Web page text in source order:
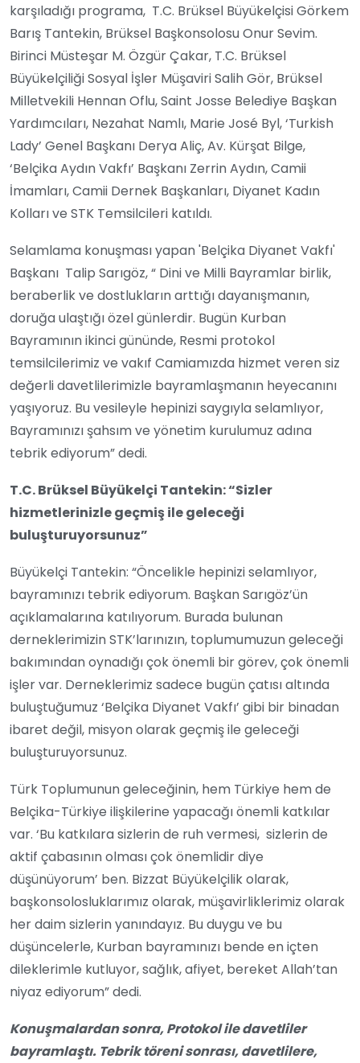
karşıladığı programa, T.C. Brüksel Büyükelçisi Görkem
Barış Tantekin, Brüksel Başkonsolosu Onur Sevim.
Birinci Müsteşar M. Özgür Çakar, T.C. Brüksel
Büyükelçiliği Sosyal İşler Müşaviri Salih Gör, Brüksel
Milletvekili Hennan Oflu, Saint Josse Belediye Başkan
Yardımcıları, Nezahat Namlı, Marie José Byl, ‘Turkish
Lady’ Genel Başkanı Derya Aliç, Av. Kürşat Bilge,
‘Belçika Aydın Vakfı’ Başkanı Zerrin Aydın, Camii
İmamları, Camii Dernek Başkanları, Diyanet Kadın
Kolları ve STK Temsilcileri katıldı.
Selamlama konuşması yapan 'Belçika Diyanet Vakfı'
Başkanı Talip Sarıgöz, “ Dini ve Milli Bayramlar birlik,
beraberlik ve dostlukların arttığı dayanışmanın,
doruğa ulaştığı özel günlerdir. Bugün Kurban
Bayramının ikinci gününde, Resmi protokol
temsilcilerimiz ve vakıf Camiamızda hizmet veren siz
değerli davetlilerimizle bayramlaşmanın heyecanını
yaşıyoruz. Bu vesileyle hepinizi saygıyla selamlıyor,
Bayramınızı şahsım ve yönetim kurulumuz adına
tebrik ediyorum” dedi.
T.C. Brüksel Büyükelçi Tantekin: “Sizler
hizmetlerinizle geçmiş ile geleceği
buluşturuyorsunuz”
Büyükelçi Tantekin: “Öncelikle hepinizi selamlıyor,
bayramınızı tebrik ediyorum. Başkan Sarıgöz’ün
açıklamalarına katılıyorum. Burada bulunan
derneklerimizin STK’larınızın, toplumumuzun geleceği
bakımından oynadığı çok önemli bir görev, çok önemli
işler var. Derneklerimiz sadece bugün çatısı altında
buluştuğumuz ‘Belçika Diyanet Vakfı’ gibi bir binadan
ibaret değil, misyon olarak geçmiş ile geleceği
buluşturuyorsunuz.
Türk Toplumunun geleceğinin, hem Türkiye hem de
Belçika-Türkiye ilişkilerine yapacağı önemli katkılar
var. ‘Bu katkılara sizlerin de ruh vermesi, sizlerin de
aktif çabasının olması çok önemlidir diye
düşünüyorum’ ben. Bizzat Büyükelçilik olarak,
başkonsolosluklarımız olarak, müşavirliklerimiz olarak
her daim sizlerin yanındayız. Bu duygu ve bu
düşüncelerle, Kurban bayramınızı bende en içten
dileklerimle kutluyor, sağlık, afiyet, bereket Allah’tan
niyaz ediyorum” dedi.
Konuşmalardan sonra, Protokol ile davetliler
bayramlaştı. Tebrik töreni sonrası, davetlilere,